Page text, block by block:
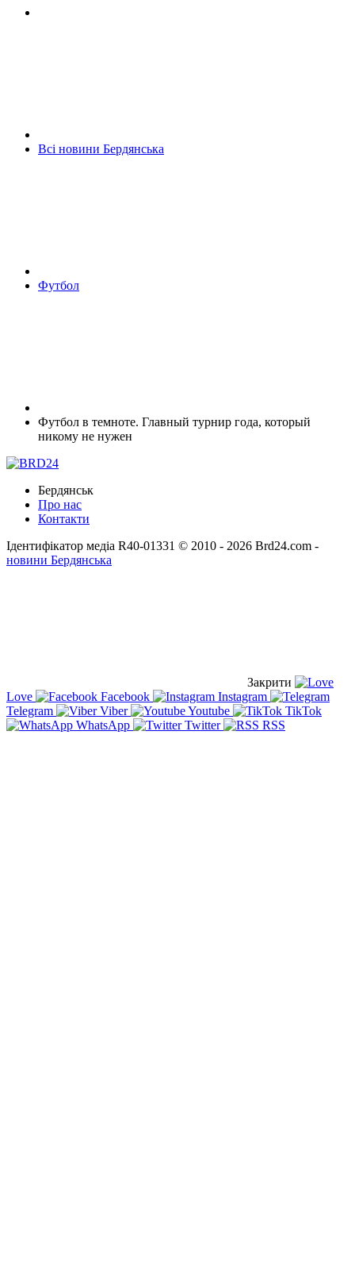
Всі новини Бердянська
Футбол
Футбол в темноте. Главный турнир года, который
никому не нужен
Бердянськ
Про нас
Контакти
Ідентифікатор медіа R40-01331 © 2010 - 2026 Brd24.com -
новини Бердянська
Закрити
Love
Facebook
Instagram
Telegram
Viber Youtube
TikTok
WhatsApp
Twitter RSS